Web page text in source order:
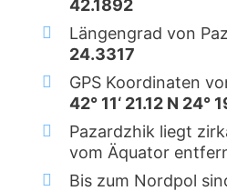
42.1892
Längengrad von
24.3317
GPS Koordinaten
42° 11‘ 21.12 N 24°
Pazardzhik liegt
vom Äquator
Bis zum Nordpol